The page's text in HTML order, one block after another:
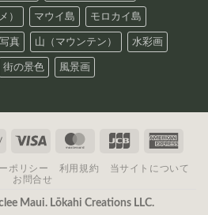
） マウイ島 モロカイ島
写真 山（マウンテン） 水彩画
街の景色 風景画
Apple
Visa MasterCardJCB
ポリシー 利用規約
当サイトについて
お問合せ
Maui. Lōkahi Creations LLC.